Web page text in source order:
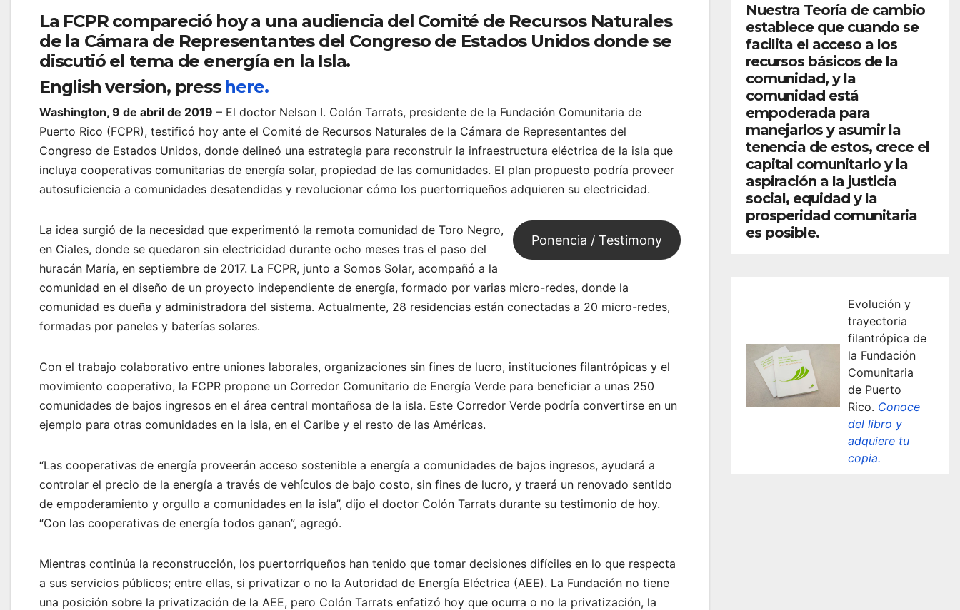
La FCPR compareció hoy a una audiencia del Comité de Recursos Naturales
de la Cámara de Representantes del Congreso de Estados Unidos donde se
discutió el tema de energía en la Isla.
English version, press here.
Washington, 9 de abril de 2019 – El doctor Nelson I. Colón Tarrats, presidente de la Fundación Comunitaria de
Puerto Rico (FCPR), testificó hoy ante el Comité de Recursos Naturales de la Cámara de Representantes del
Congreso de Estados Unidos, donde delineó una estrategia para reconstruir la infraestructura eléctrica de la isla que
incluya cooperativas comunitarias de energía solar, propiedad de las comunidades. El plan propuesto podría proveer
autosuficiencia a comunidades desatendidas y revolucionar cómo los puertorriqueños adquieren su electricidad.
Ponencia / Testimony
La idea surgió de la necesidad que experimentó la remota comunidad de Toro Negro,
en Ciales, donde se quedaron sin electricidad durante ocho meses tras el paso del
huracán María, en septiembre de 2017. La FCPR, junto a Somos Solar, acompañó a la
comunidad en el diseño de un proyecto independiente de energía, formado por varias micro-redes, donde la
comunidad es dueña y administradora del sistema. Actualmente, 28 residencias están conectadas a 20 micro-redes,
formadas por paneles y baterías solares.
Con el trabajo colaborativo entre uniones laborales, organizaciones sin fines de lucro, instituciones filantrópicas y el
movimiento cooperativo, la FCPR propone un Corredor Comunitario de Energía Verde para beneficiar a unas 250
comunidades de bajos ingresos en el área central montañosa de la isla. Este Corredor Verde podría convertirse en un
ejemplo para otras comunidades en la isla, en el Caribe y el resto de las Américas.
“Las cooperativas de energía proveerán acceso sostenible a energía a comunidades de bajos ingresos, ayudará a
controlar el precio de la energía a través de vehículos de bajo costo, sin fines de lucro, y traerá un renovado sentido
de empoderamiento y orgullo a comunidades en la isla”, dijo el doctor Colón Tarrats durante su testimonio de hoy.
“Con las cooperativas de energía todos ganan”, agregó.
Mientras continúa la reconstrucción, los puertorriqueños han tenido que tomar decisiones difíciles en lo que respecta
a sus servicios públicos; entre ellas, si privatizar o no la Autoridad de Energía Eléctrica (AEE). La Fundación no tiene
una posición sobre la privatización de la AEE, pero Colón Tarrats enfatizó hoy que ocurra o no la privatización, la
Nuestra Teoría de cambio
establece que cuando se
facilita el acceso a los
recursos básicos de la
comunidad, y la
comunidad está
empoderada para
manejarlos y asumir la
tenencia de estos, crece el
capital comunitario y la
aspiración a la justicia
social, equidad y la
prosperidad comunitaria
es posible.
Evolución y
trayectoria
filantrópica de
la Fundación
Comunitaria
de Puerto
Rico. Conoce
del libro y
adquiere tu
copia.